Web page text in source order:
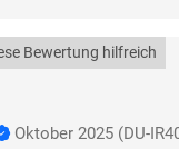
Bewertung hilfreich
Oktober 2025 (DU-